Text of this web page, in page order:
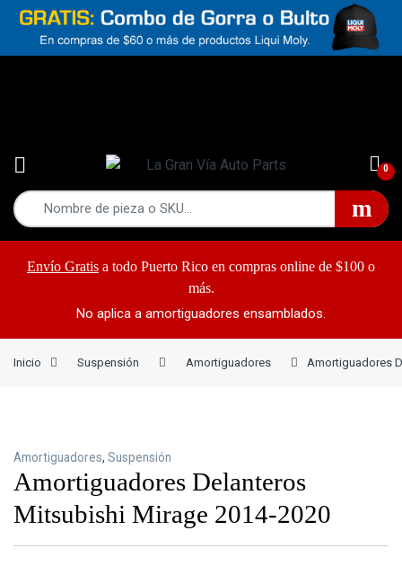
0
Envío Gratis a todo Puerto Rico en compras online de $100 o
más.
No aplica a amortiguadores ensamblados.
Inicio Suspensión Amortiguadores Amortiguadores
Amortiguadores, Suspensión
Amortiguadores Delanteros
Mitsubishi Mirage 2014-2020